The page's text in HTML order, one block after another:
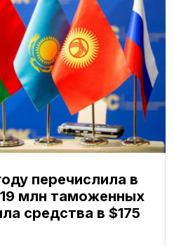
перечислила в
млн таможенных
средства в $175